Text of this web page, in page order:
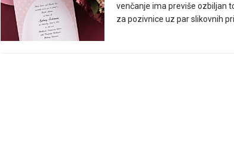
venčanje ima previše ozbiljan
za pozivnice uz par slikovnih